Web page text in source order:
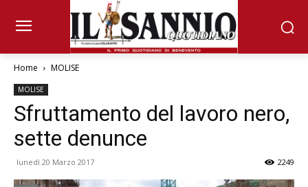
Home MOLISE
MOLISE
Sfruttamento del lavoro nero,
sette denunce
lunedì 20 Marzo 2017 2249